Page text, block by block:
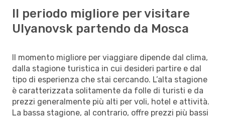
Il periodo migliore per visitare
Ulyanovsk partendo da Mosca
Il momento migliore per viaggiare dipende dal clima,
dalla stagione turistica in cui desideri partire e dal
tipo di esperienza che stai cercando. L’alta stagione
è caratterizzata solitamente da folle di turisti e da
prezzi generalmente più alti per voli, hotel e attività.
La bassa stagione, al contrario, offre prezzi più bassi